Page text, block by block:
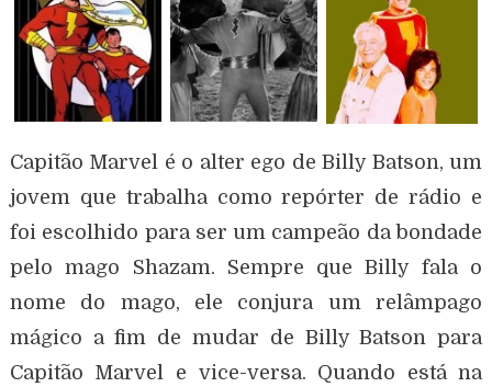
Capitão Marvel é o alter ego de Billy Batson, um
jovem que trabalha como repórter de rádio e
foi escolhido para ser um campeão da bondade
pelo mago Shazam. Sempre que Billy fala o
nome do mago, ele conjura um relâmpago
mágico a fim de mudar de Billy Batson para
Capitão Marvel e vice-versa. Quando está na